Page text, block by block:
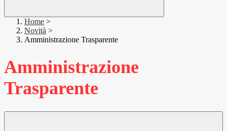
Home >
Novità >
Amministrazione Trasparente
Amministrazione
Trasparente